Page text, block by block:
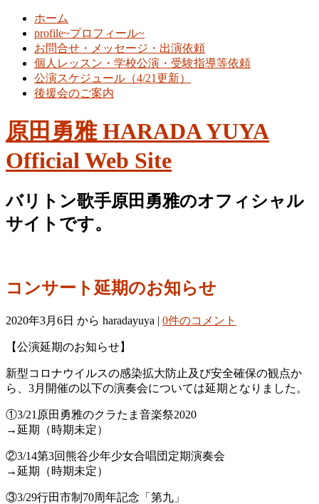
ホーム
profile~プロフィール~
お問合せ・メッセージ・出演依頼
個人レッスン・学校公演・受験指導等依頼
公演スケジュール（4/21更新）
後援会のご案内
原田勇雅 HARADA YUYA
Official Web Site
バリトン歌手原田勇雅のオフィシャル
サイトです。
コンサート延期のお知らせ
2020年3月6日 から haradayuya | 0件のコメント
【公演延期のお知らせ】
新型コロナウイルスの感染拡大防止及び安全確保の観点か
ら、3月 開催の以下の演奏会については延期となりました。
①3/21原田勇雅のクラたま音楽祭2020
→延期（時期未定）
②3/14第3回熊谷少年少女合唱団定期演奏会
→延期（時期未定）
③3/29行田市制70周年記念「第九」